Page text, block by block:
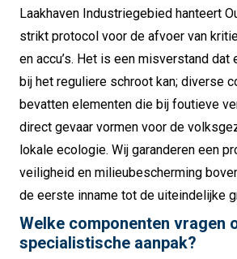
Laakhaven Industriegebied hanteert
strikt protocol voor de afvoer van
en accu’s. Het is een misverstand dat
bij het reguliere schroot kan; diverse
bevatten elementen die bij foutieve
direct gevaar vormen voor de
lokale ecologie. Wij garanderen een
veiligheid en milieubescherming
de eerste inname tot de uiteindelijke
Welke componenten vragen
specialistische aanpak?